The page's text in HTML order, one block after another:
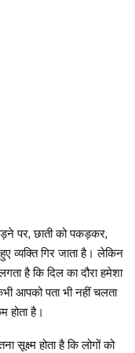
पर, छाती को पकड़कर,
व्यक्ति गिर जाता है। लेकिन
है कि दिल का दौरा हमेशा
आपको पता भी नहीं चलता
होता है।
सूक्ष्म होता है कि लोगों को